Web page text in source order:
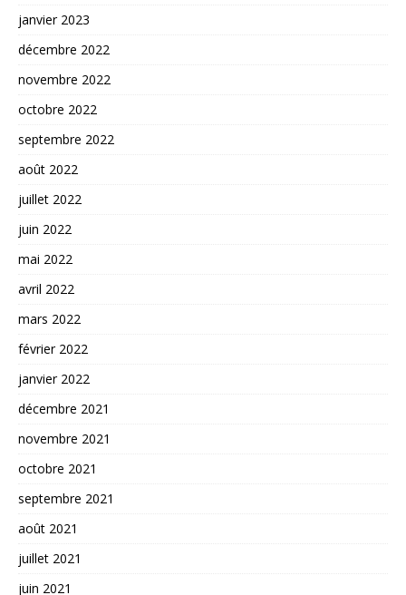
janvier 2023
décembre 2022
novembre 2022
octobre 2022
septembre 2022
août 2022
juillet 2022
juin 2022
mai 2022
avril 2022
mars 2022
février 2022
janvier 2022
décembre 2021
novembre 2021
octobre 2021
septembre 2021
août 2021
juillet 2021
juin 2021